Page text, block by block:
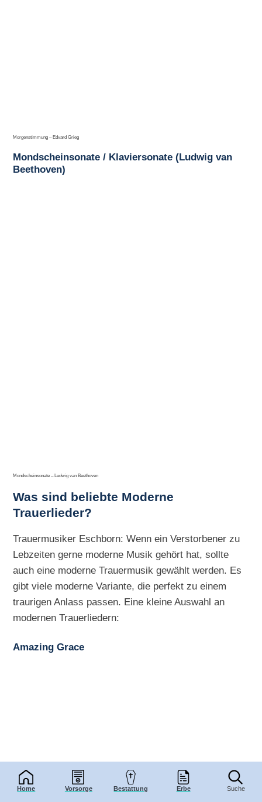
Home Vorsorge Bestattung Erbe Suche
Morgenstimmung – Edvard Grieg
Mondscheinsonate / Klaviersonate (Ludwig van
Beethoven)
Mondscheinsonate – Ludwig van Beethoven
Was sind beliebte Moderne
Trauerlieder?
Trauermusiker Eschborn: Wenn ein Verstorbener zu
Lebzeiten gerne moderne Musik gehört hat, sollte
auch eine moderne Trauermusik gewählt werden. Es
gibt viele moderne Variante, die perfekt zu einem
traurigen Anlass passen. Eine kleine Auswahl an
modernen Trauerliedern:
Amazing Grace